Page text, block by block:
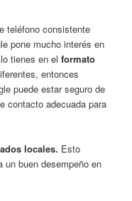
teléfono consistente
pone mucho interés en
tienes en el formato
entonces
puede estar seguro de
contacto adecuada para
locales. Esto
un buen desempeño en